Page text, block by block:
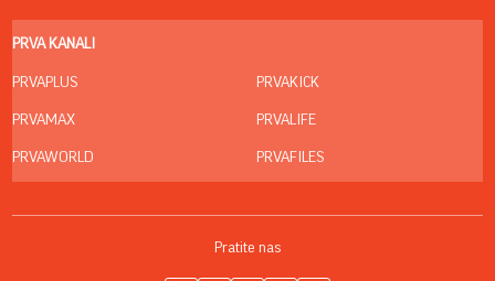
05. 08. 2026 06:45
Šta dete nasleđuje od oca, a šta od majke? Sve što
treba da znate o genetici